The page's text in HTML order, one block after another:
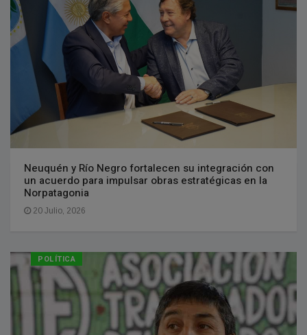
Neuquén y Río Negro fortalecen su integración con
un acuerdo para impulsar obras estratégicas en la
Norpatagonia
20 Julio, 2026
POLÍTICA